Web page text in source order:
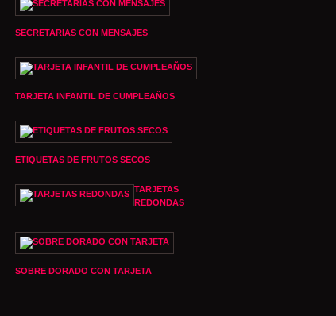
SECRETARIAS CON MENSAJES
TARJETA INFANTIL DE CUMPLEAÑOS
ETIQUETAS DE FRUTOS SECOS
TARJETAS
REDONDAS
SOBRE DORADO CON TARJETA